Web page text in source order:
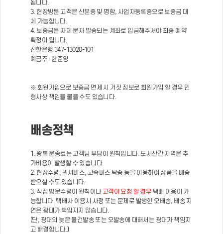
됩니다.
3. 현장방문 고객은 신분증 및 명함, 사업자등록증으로 보증금 대
체 가능합니다.
4. 보증금은 자체 문자 발송되는 계좌로 입금해주셔야 최종 예약
확정이 됩니다.
신한은행 347-13020-101
예금주 : 한준영
※ 회원가입으로 보증금 면제 시 거짓 정보로 회원가입 할 경우 민
형사상 책임을 물을 수도 있습니다.
배송정책
1. 왕복 운송료는 고객님 부담이 원칙입니다. 도서산간 지역은 추
가비용이 발생할 수 있습니다.
2. 현장수령, 퀵서비스, 고속버스 탁송 등을 이용하여 상품을 배송
받으실 수도 있습니다.
3. 직접 방문수령이 원칙이나 고객이 요청 할 경우 택배 이용이 가
능합니다. 택배사 이용시 사정 또는 문제로 발생한 오배송, 배송 지
연은 광대가 책임지지 않습니다.
(단, 광대의 늦은 물건발송 또는 오발송에 대해서는 광대가 책임지
고 해결합니다.)